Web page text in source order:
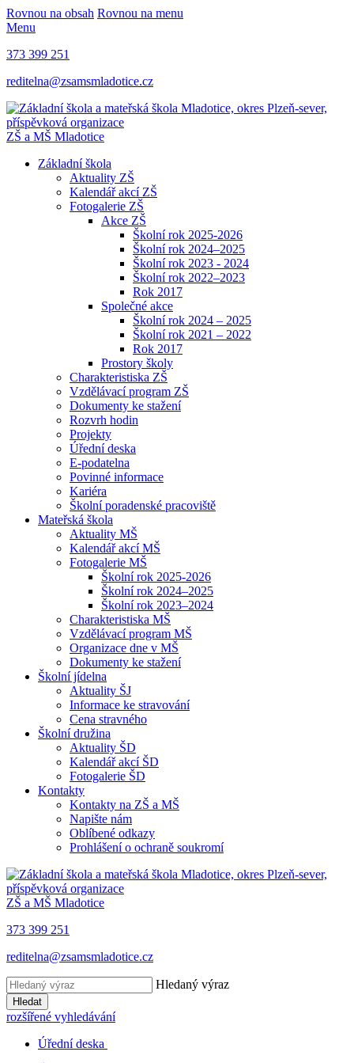
Rovnou na obsah Rovnou na menu
Menu
373 399 251
reditelna@zsamsmladotice.cz
ZŠ a MŠ Mladotice
Základní škola
Aktuality ZŠ
Kalendář akcí ZŠ
Fotogalerie ZŠ
Akce ZŠ
Školní rok 2025-2026
Školní rok 2024–2025
Školní rok 2023 - 2024
Školní rok 2022–2023
Rok 2017
Společné akce
Školní rok 2024 – 2025
Školní rok 2021 – 2022
Rok 2017
Prostory školy
Charakteristiska ZŠ
Vzdělávací program ZŠ
Dokumenty ke stažení
Rozvrh hodin
Projekty
Úřední deska
E-podatelna
Povinné informace
Kariéra
Školní poradenské pracoviště
Mateřská škola
Aktuality MŠ
Kalendář akcí MŠ
Fotogalerie MŠ
Školní rok 2025-2026
Školní rok 2024–2025
Školní rok 2023–2024
Charakteristiska MŠ
Vzdělávací program MŠ
Organizace dne v MŠ
Dokumenty ke stažení
Školní jídelna
Aktuality ŠJ
Informace ke stravování
Cena stravného
Školní družina
Aktuality ŠD
Kalendář akcí ŠD
Fotogalerie ŠD
Kontakty
Kontakty na ZŠ a MŠ
Napište nám
Oblíbené odkazy
Prohlášení o ochraně soukromí
ZŠ a MŠ Mladotice
373 399 251
reditelna@zsamsmladotice.cz
Hledaný výraz
Hledat
rozšířené vyhledávání
Úřední deska